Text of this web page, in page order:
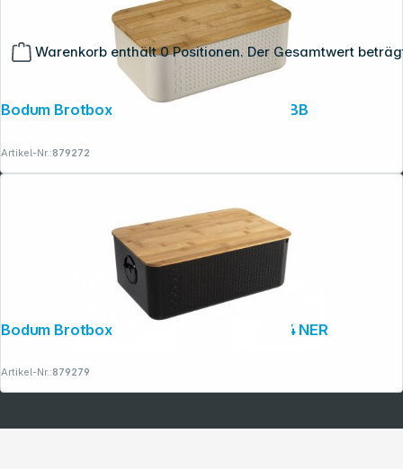
Warenkorb enthält 0 Positionen. Der Gesamtwert
Bodum Brotbox P/PANE C/COP 29x19x11 BB
Artikel-Nr.:879272
Bodum Brotbox P/PANE C/COP 37x24X14 NER
Artikel-Nr.:879279
Copyright © 2001 - 2026 dexxIT. Alle Rechte vorbehalten.